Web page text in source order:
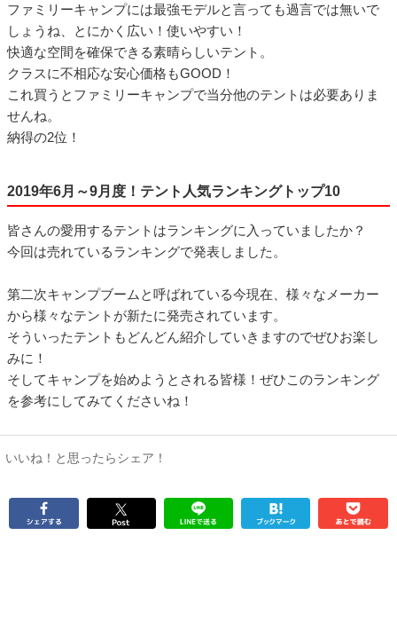
ファミリーキャンプには最強モデルと言っても過言では無いで
しょうね、とにかく広い！使いやすい！
快適な空間を確保できる素晴らしいテント。
クラスに不相応な安心価格もGOOD！
これ買うとファミリーキャンプで当分他のテントは必要ありま
せんね。
納得の2位！
2019年6月～9月度！テント人気ランキングトップ10
皆さんの愛用するテントはランキングに入っていましたか？
今回は売れているランキングで発表しました。
第二次キャンプブームと呼ばれている今現在、様々なメーカー
から様々なテントが新たに発売されています。
そういったテントもどんどん紹介していきますのでぜひお楽し
みに！
そしてキャンプを始めようとされる皆様！ぜひこのランキング
を参考にしてみてくださいね！
いいね！と思ったらシェア！